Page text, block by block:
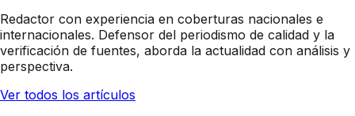
Redactor con experiencia en coberturas nacionales e
internacionales. Defensor del periodismo de calidad y la
verificación de fuentes, aborda la actualidad con análisis y
perspectiva.
Ver todos los artículos